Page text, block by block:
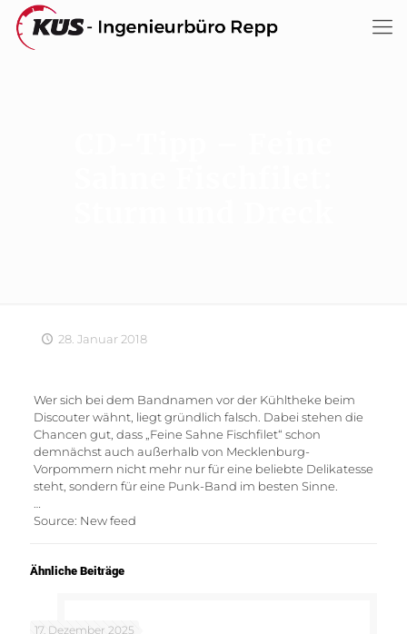
28. Januar 2018
Wer sich bei dem Bandnamen vor der Kühltheke beim
Discouter wähnt, liegt gründlich falsch. Dabei stehen die
Chancen gut, dass „Feine Sahne Fischfilet“ schon
demnächst auch außerhalb von Mecklenburg-
Vorpommern nicht mehr nur für eine beliebte Delikatesse
steht, sondern für eine Punk-Band im besten Sinne.
Source: New feed
Ähnliche Beiträge
17. Dezember 2025